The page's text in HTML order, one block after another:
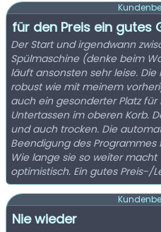
für den Preis ein gutes
Der Start und irgendwann
Spülmaschine (denke beim
läuft ansonsten sehr leise.
robust wie mit meinem
auch ein gesonderter Platz für
Untertassen im oberen Korb.
und auch trocken. Die
Beendigung des
Wie lange sie so weiter
optimistisch. Ein gutes Preis-/
Nie wieder